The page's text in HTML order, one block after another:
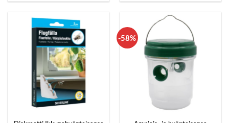
-58%